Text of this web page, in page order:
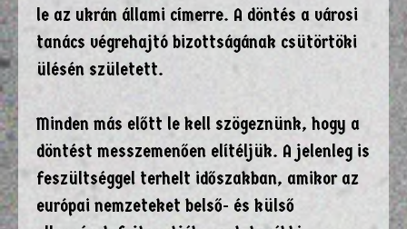
le az ukrán állami címerre. A döntés a városi
tanács végrehajtó bizottságának csütörtöki
ülésén született.
Minden más előtt le kell szögeznünk, hogy a
döntést messzemenően elítéljük. A jelenleg is
feszültséggel terhelt időszakban, amikor az
európai nemzeteket belső- és külső